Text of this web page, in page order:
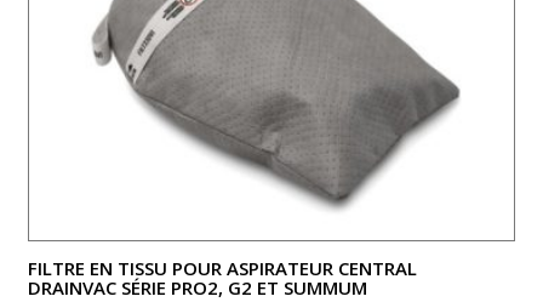
FILTRE EN TISSU POUR ASPIRATEUR CENTRAL
DRAINVAC SÉRIE PRO2, G2 ET SUMMUM